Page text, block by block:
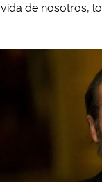
de nosotros,